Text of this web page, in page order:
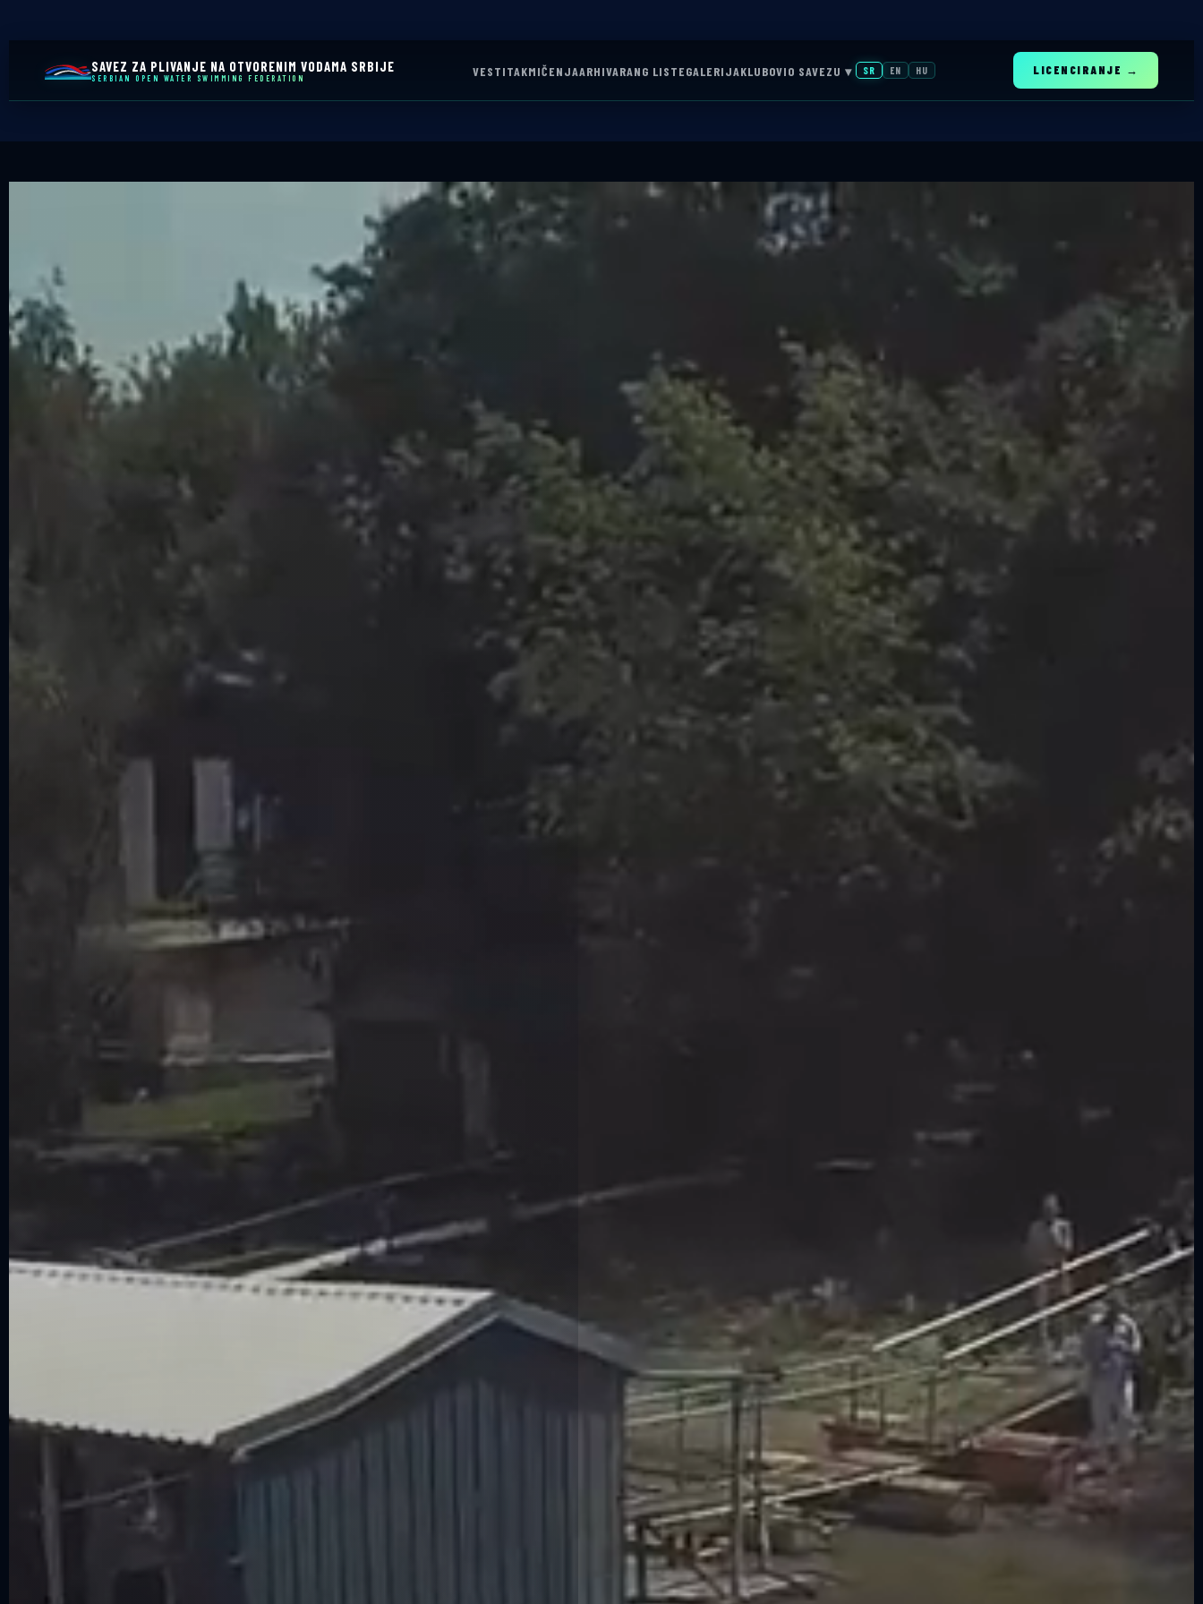
SAVEZ ZA PLIVANJE NA OTVORENIM VODAMA SRBIJE
SERBIAN OPEN WATER SWIMMING FEDERATION VESTITAKMIČENJAARHIVARANG LISTEGALERIJAKLUBOVIO SAVEZU ▾ SR EN HU LICENCIRANJE →